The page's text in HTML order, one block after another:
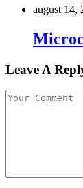
august 14,
Leave A